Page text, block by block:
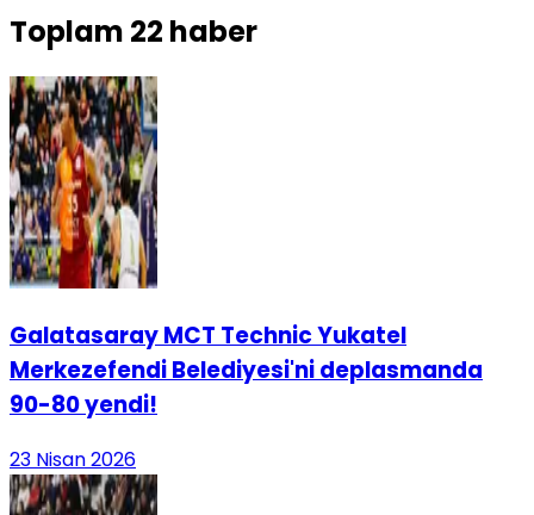
Toplam 22 haber
Galatasaray MCT Technic Yukatel
Merkezefendi Belediyesi'ni deplasmanda
90-80 yendi!
23 Nisan 2026